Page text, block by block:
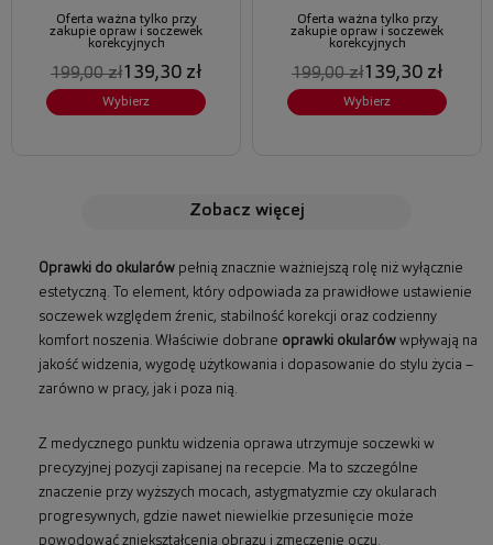
Oferta ważna tylko przy
zakupie opraw i soczewek
korekcyjnych
199,00 zł139,30 zł
Wybierz
Oferta ważna tylko przy
zakupie opraw i soczewek
korekcyjnych
199,00 zł139,30 zł
Wybierz
zobacz więcej
Oprawki do okularów pełnią znacznie ważniejszą rolę niż wyłącznie
estetyczną. To element, który odpowiada za prawidłowe ustawienie
soczewek względem źrenic, stabilność korekcji oraz codzienny
komfort noszenia. Właściwie dobrane oprawki okularów wpływają na
jakość widzenia, wygodę użytkowania i dopasowanie do stylu życia –
zarówno w pracy, jak i poza nią.
Z medycznego punktu widzenia oprawa utrzymuje soczewki w
precyzyjnej pozycji zapisanej na recepcie. Ma to szczególne
znaczenie przy wyższych mocach, astygmatyzmie czy okularach
progresywnych, gdzie nawet niewielkie przesunięcie może
powodować zniekształcenia obrazu i zmęczenie oczu.